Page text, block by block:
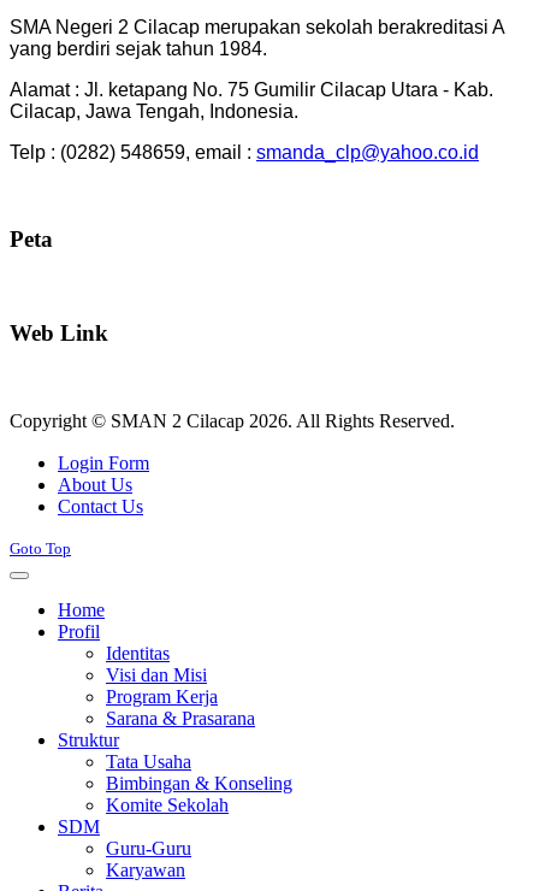
SMA Negeri 2 Cilacap merupakan sekolah berakreditasi A
yang berdiri sejak tahun 1984.
Alamat : Jl. ketapang No. 75 Gumilir Cilacap Utara - Kab.
Cilacap, Jawa Tengah, Indonesia.
Telp : (0282) 548659, email : smanda_clp@yahoo.co.id
Peta
Web Link
Copyright © SMAN 2 Cilacap 2026. All Rights Reserved.
Login Form
About Us
Contact Us
Goto Top
Home
Profil
Identitas
Visi dan Misi
Program Kerja
Sarana & Prasarana
Struktur
Tata Usaha
Bimbingan & Konseling
Komite Sekolah
SDM
Guru-Guru
Karyawan